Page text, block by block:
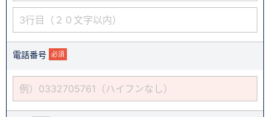
電話番号 必須